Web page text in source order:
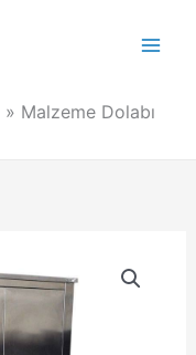
» Malzeme Dolabı